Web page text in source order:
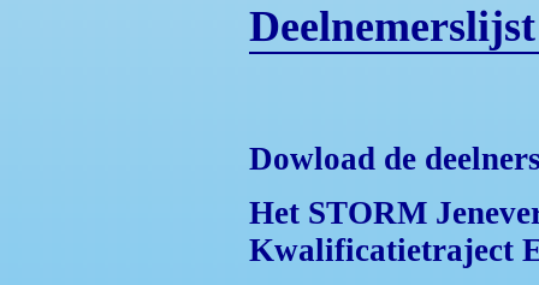
Dowload de
Het STORM
Kwalificatietraject